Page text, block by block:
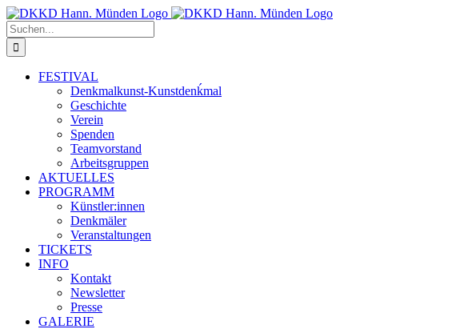
Zum
Inhalt
springen
Suche
nach:
FESTIVAL
Denkmalkunst-Kunstdenḱmal
Geschichte
Verein
Spenden
Teamvorstand
Arbeitsgruppen
AKTUELLES
PROGRAMM
Künstler:innen
Denkmäler
Veranstaltungen
TICKETS
INFO
Kontakt
Newsletter
Presse
GALERIE